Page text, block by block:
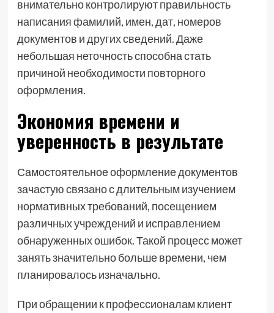
внимательно контролируют правильность
написания фамилий, имен, дат, номеров
документов и других сведений. Даже
небольшая неточность способна стать
причиной необходимости повторного
оформления.
Экономия времени и
уверенность в результате
Самостоятельное оформление документов
зачастую связано с длительным изучением
нормативных требований, посещением
различных учреждений и исправлением
обнаруженных ошибок. Такой процесс может
занять значительно больше времени, чем
планировалось изначально.
При обращении к профессионалам клиент